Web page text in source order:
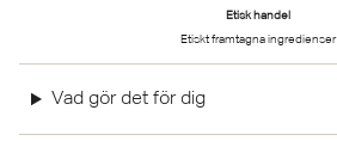
Etisk handel
Etiskt framtagna ingredienser
Vad gör det för dig